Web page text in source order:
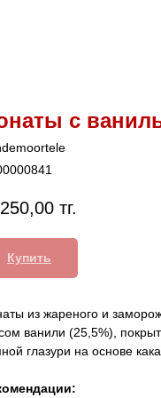
с
тг.
Купить
из жареного и
ванили (25,5%),
глазури на основе